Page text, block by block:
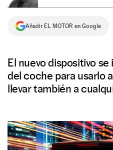
Añadir EL MOTOR en Google
El nuevo dispositivo
del coche para usarlo
llevar también a